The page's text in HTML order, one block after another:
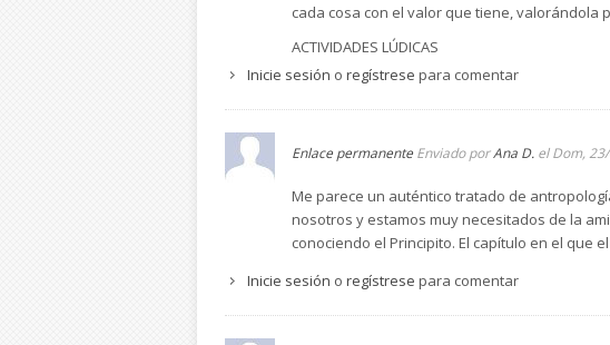
cada cosa con el valor que tiene, valorándola
ACTIVIDADES LÚDICAS
1. Proponer a los niños que dibujen: Si tú
Principito.
de reino... Una vez leído el libro, intentar
Principito que viaja por diferentes planetas.
4. Volvemos a leer la página que narra la
Inicie sesión o regístrese para comentar
Enlace permanente Enviado porAna D. el Dom,
Me parece un auténtico tratado de
nosotros y estamos muy necesitados de la
conociendo el Principito. El capítulo en el que
Inicie sesión o regístrese para comentar